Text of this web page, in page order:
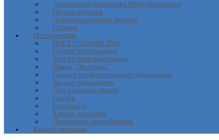
Электронная библиотека PROFобразование
Оплата обучения
Демонстрационный экзамен
Справки
Поступающим
ПОСТУПЛЕНИЕ 2026
Списки поступающих
Тест на профориентацию
Школа "Экстернат"
Среднее профессиональное образование
Высшее образование
Дни открытых дверей
Скидки
Олимпиада
Каталог программ
Повышение квалификации
Каталог программ